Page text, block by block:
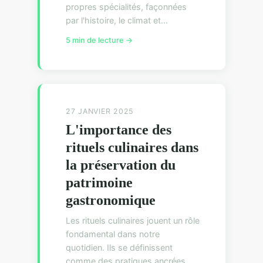
propres spécialités, façonnées
par l'histoire, le climat et...
5 min de lecture →
27 JANVIER 2025
L'importance des
rituels culinaires dans
la préservation du
patrimoine
gastronomique
Les rituels culinaires jouent un rôle
fondamental dans notre
quotidien. Ils se définissent